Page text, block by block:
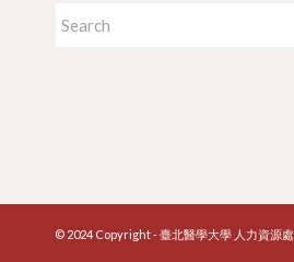
© 2024 Copyright - 臺北醫學大學 人力資源處